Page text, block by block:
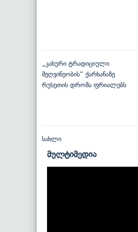
„კახური ტრადიციული
მეღვინეობის“ ქარხანაზე
რუსეთის დროშა ფრიალებს
სახლი
მულტიმედია